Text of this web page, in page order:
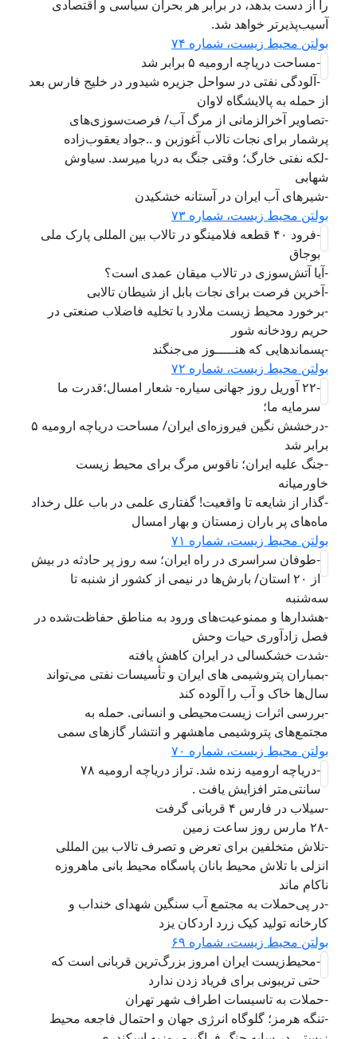
را از دست بدهد، در برابر هر بحران سیاسی و اقتصادی
آسیب‌پذیرتر خواهد شد.
بولتن محیط زیست، شماره ۷۴
-مساحت دریاچه ارومیه ۵ برابر شد
-آلودگی نفتی در سواحل جزیره شیدور در خلیج فارس بعد
از حمله به پالایشگاه لاوان
-تصاویر آخرالزمانی از مرگ آب/ فرصت‌سوزی‌های
پرشمار برای نجات تالاب آغوزبن و ..جواد یعقوب‌زاده
-لکه نفتی خارگ؛ وقتی جنگ به دریا میرسد. سیاوش
شهابی
-شیرهای آب ایران در آستانه خشکیدن
بولتن محیط زیست، شماره ۷۳
-فرود ۴۰ قطعه فلامینگو در تالاب بین المللی پارک ملی
بوجاق
-آیا آتش‌سوزی در تالاب میقان عمدی است؟
-آخرین فرصت برای نجات بابل از شیطان تالابی
-برخورد محیط زیست ملارد با تخلیه فاضلاب صنعتی در
حریم رودخانه شور
-پسماندهایی که هنـــــوز می‌جنگند
بولتن محیط زیست، شماره ۷۲
-۲۲ آوریل روز جهانی سیاره- شعار امسال؛قدرت ما
سرمایه ما؛
-درخشش نگین فیروزه‌ای ایران/ مساحت دریاچه ارومیه ۵
برابر شد
-جنگ علیه ایران؛ ناقوس مرگ برای محیط زیست
خاورمیانه
-گذار از شایعه تا واقعیت! گفتاری علمی در باب علل رخداد
ماه‌های پر باران زمستان و بهار امسال
بولتن محیط زیست، شماره ۷۱
-طوفان سراسری در راه ایران؛ سه روز پر حادثه در بیش
از ۲۰ استان/ بارش‌ها در نیمی از کشور از شنبه تا
سه‌شنبه
-هشدارها و ممنوعیت‌های ورود به مناطق حفاظت‌شده در
فصل زادآوری حیات وحش
-شدت خشکسالی در ایران کاهش یافته
-بمباران پتروشیمی های ایران و تأسیسات نفتی می‌تواند
سال‌ها خاک و آب را آلوده کند
-بررسی اثرات زیست‌محیطی و انسانی. حمله به
مجتمع‌های پتروشیمی ماهشهر و انتشار گازهای سمی
بولتن محیط زیست، شماره ۷۰
-دریاچه ارومیه زنده شد. تراز دریاچه ارومیه ۷۸
سانتی‌متر افزایش یافت .
-سیلاب در فارس ۴ قربانی گرفت
-تلاش متخلفین برای تعرض و تصرف تالاب‌ بین المللی
انزلی با تلاش محیط بانان پاسگاه محیط بانی ماهروزه
ناکام ماند
-در پی‌حملات به مجتمع آب سنگین شهدای خنداب و
کارخانه تولید کیک زرد اردکان یزد
بولتن محیط زیست، شماره ۶۹
-محیط‌زیست ایران امروز بزرگ‌ترین قربانی است که
حتی تریبونی برای فریاد زدن ندارد
-حملات به تاسیسات اطراف شهر تهران
-تنگه هرمز؛ گلوگاه انرژی جهان و احتمال فاجعه محیط‌